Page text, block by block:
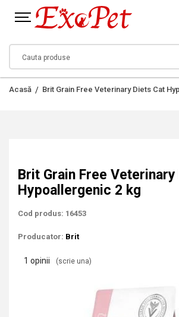
Acasă Brit Grain Free Veterinary Diets Cat
Brit Grain Free
Hypoallergenic 2 kg
Cod produs: 16453
Producator: Brit
1 opinii (scrie una)